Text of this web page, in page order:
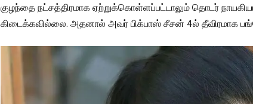
குழந்தை நட்சத்திரமாக ஏற்றுக்கொள்ளப்பட்டாலும் தொடர்
கிடைக்கவில்லை. அதனால் அவர் பிக்பாஸ் சீசன் 4ல் தீவிரமாக